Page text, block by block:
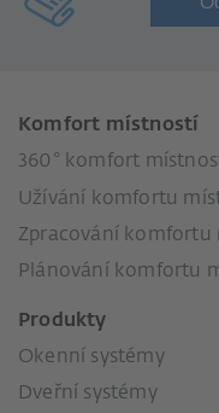
Komfort místností
360° komfort
Užívání komfortu
Zpracování komfortu
Plánování komfortu
Produkty
Okenní systémy
Dveřní systémy